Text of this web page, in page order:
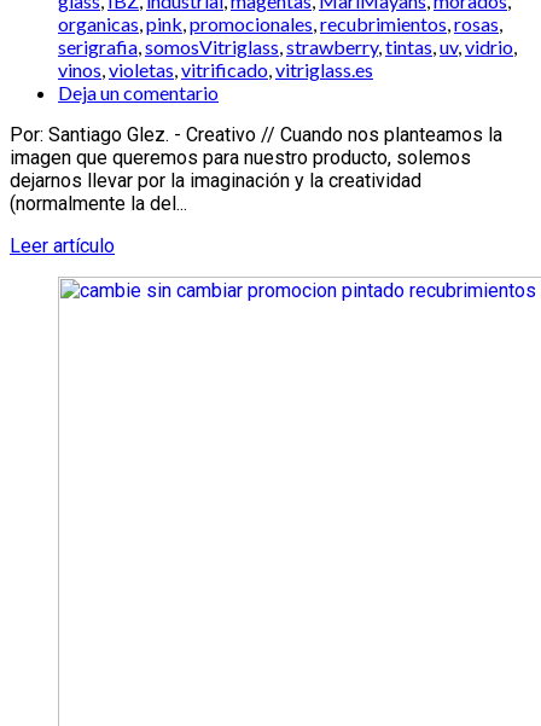
organicas,pink,promocionales,recubrimientos,rosas,
serigrafia,somosVitriglass,strawberry,tintas,uv,vidrio,
vinos,violetas,vitrificado,vitriglass.es
Deja un comentario
Por: Santiago Glez. - Creativo // Cuando nos planteamos la
imagen que queremos para nuestro producto, solemos
dejarnos llevar por la imaginación y la creatividad
(normalmente la del...
Leer artículo